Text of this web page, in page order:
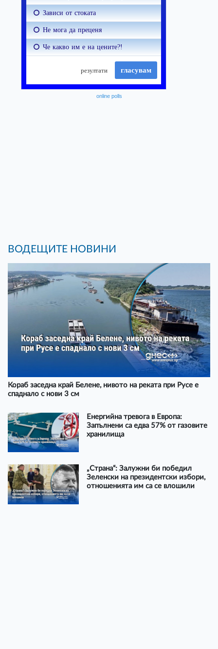
online polls
ВОДЕЩИТЕ НОВИНИ
Кораб заседна край Белене, нивото на реката при Русе е
спаднало с нови 3 см
Енергийна тревога в Европа:
Запълнени са едва 57% от газовите
хранилища
„Страна“: Залужни би победил
Зеленски на президентски избори,
отношенията им са се влошили